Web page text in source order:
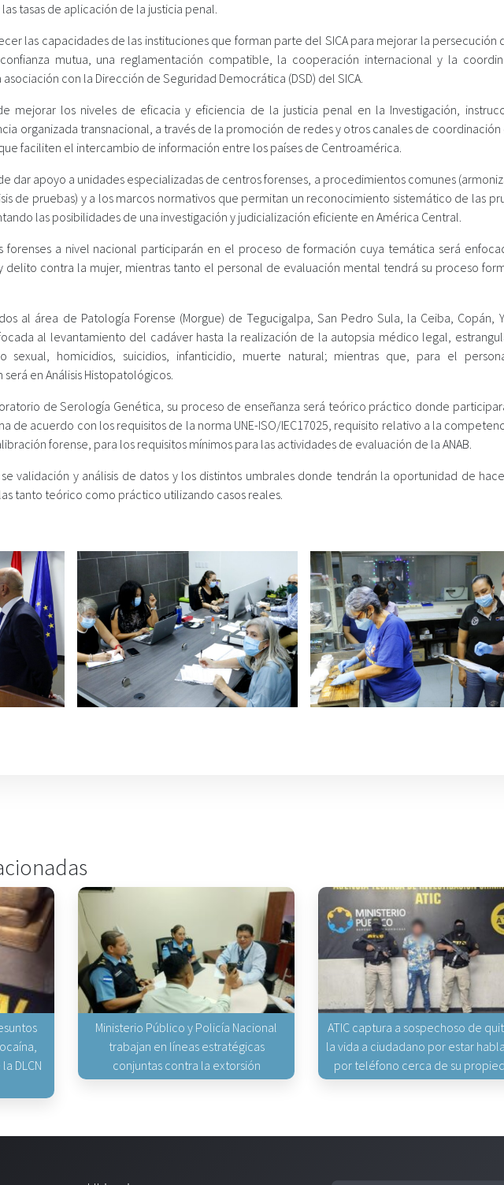
tasas de aplicación de la justicia penal.
las capacidades de las instituciones que forman parte del SICA para mejorar la persecución
mutua, una reglamentación compatible, la cooperación internacional y la
con la Dirección de Seguridad Democrática (DSD) del SICA.
mejorar los niveles de eficacia y eficiencia de la justicia penal en la Investigación,
organizada transnacional, a través de la promoción de redes y otros canales de coordinación
faciliten el intercambio de información entre los países de Centroamérica.
dar apoyo a unidades especializadas de centros forenses, a procedimientos comunes
de pruebas) y a los marcos normativos que permitan un reconocimiento sistemático de las
las posibilidades de una investigación y judicialización eficiente en América Central.
forenses a nivel nacional participarán en el proceso de formación cuya temática será
contra la mujer, mientras tanto el personal de evaluación mental tendrá su proceso
al área de Patología Forense (Morgue) de Tegucigalpa, San Pedro Sula, la Ceiba, Copán,
al levantamiento del cadáver hasta la realización de la autopsia médico legal,
sexual, homicidios, suicidios, infanticidio, muerte natural; mientras que, para el
en Análisis Histopatológicos.
de Serología Genética, su proceso de enseñanza será teórico práctico donde
de acuerdo con los requisitos de la norma UNE-ISO/IEC17025, requisito relativo a la
forense, para los requisitos mínimos para las actividades de evaluación de la ANAB.
validación y análisis de datos y los distintos umbrales donde tendrán la oportunidad de
tanto teórico como práctico utilizando casos reales.
DLCN
Ministerio Público y Policía Nacional
trabajan en líneas estratégicas
conjuntas contra la extorsión
ATIC captura a sospechoso de
la vida a ciudadano por estar
por teléfono cerca de su